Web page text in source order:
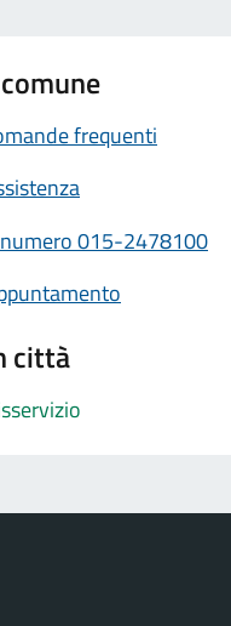
frequenti
015-2478100
città